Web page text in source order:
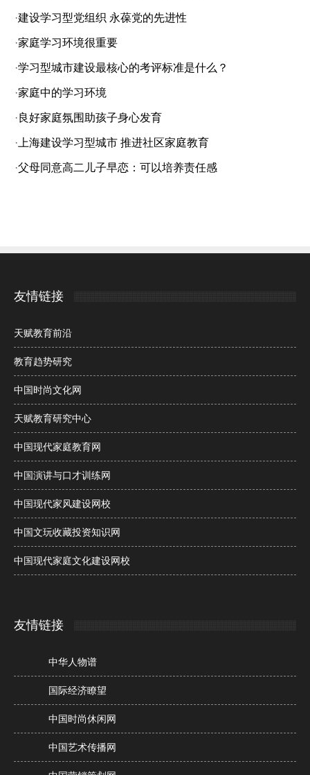
·建设学习型党组织 永葆党的先进性
·家庭学习环境很重要
·学习型城市建设最核心的考评标准是什么？
·家庭中的学习环境
·良好家庭氛围助孩子身心发育
· 上海建设学习型城市 推进社区家庭教育
·父母同意高二儿子早恋：可以培养责任感
友情链接
天赋教育前沿
教育趋势研究
中国时尚文化网
天赋教育研究中心
中国现代家庭教育网
中国演讲与口才训练网
中国现代家风建设网校
中国文玩收藏投资知识网
中国现代家庭文化建设网校
友情链接
中华人物谱
国际经济瞭望
中国时尚休闲网
中国艺术传播网